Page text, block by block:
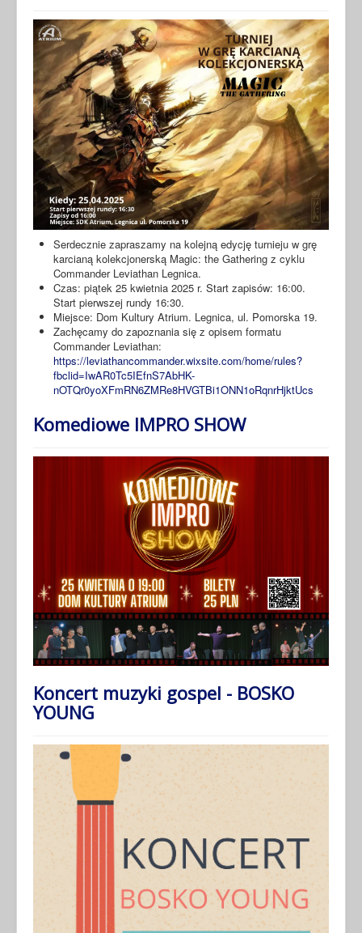
Serdecznie zapraszamy na kolejną edycję turnieju w grę
karcianą kolekcjonerską Magic: the Gathering z cyklu
Commander Leviathan Legnica.
Czas: piątek 25 kwietnia 2025 r. Start zapisów: 16:00.
Start pierwszej rundy 16:30.
Miejsce: Dom Kultury Atrium. Legnica, ul. Pomorska 19.
Zachęcamy do zapoznania się z opisem formatu
Commander Leviathan:
https://leviathancommander.wixsite.com/home/rules?
fbclid=IwAR0Tc5IEfnS7AbHK-
nOTQr0yoXFmRN6ZMRe8HVGTBi1ONN1oRqnrHjktUcs
Komediowe IMPRO SHOW
Koncert muzyki gospel - BOSKO
YOUNG